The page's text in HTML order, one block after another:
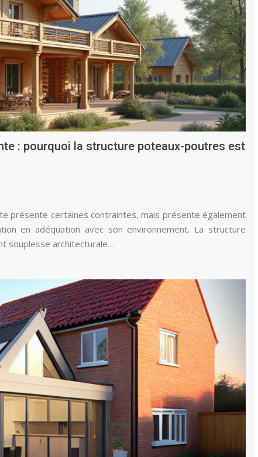
: pourquoi la structure poteaux-poutres est
présente certaines contraintes, mais présente également
en adéquation avec son environnement. La structure
souplesse architecturale…